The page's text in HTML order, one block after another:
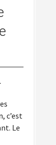
c’est
Le